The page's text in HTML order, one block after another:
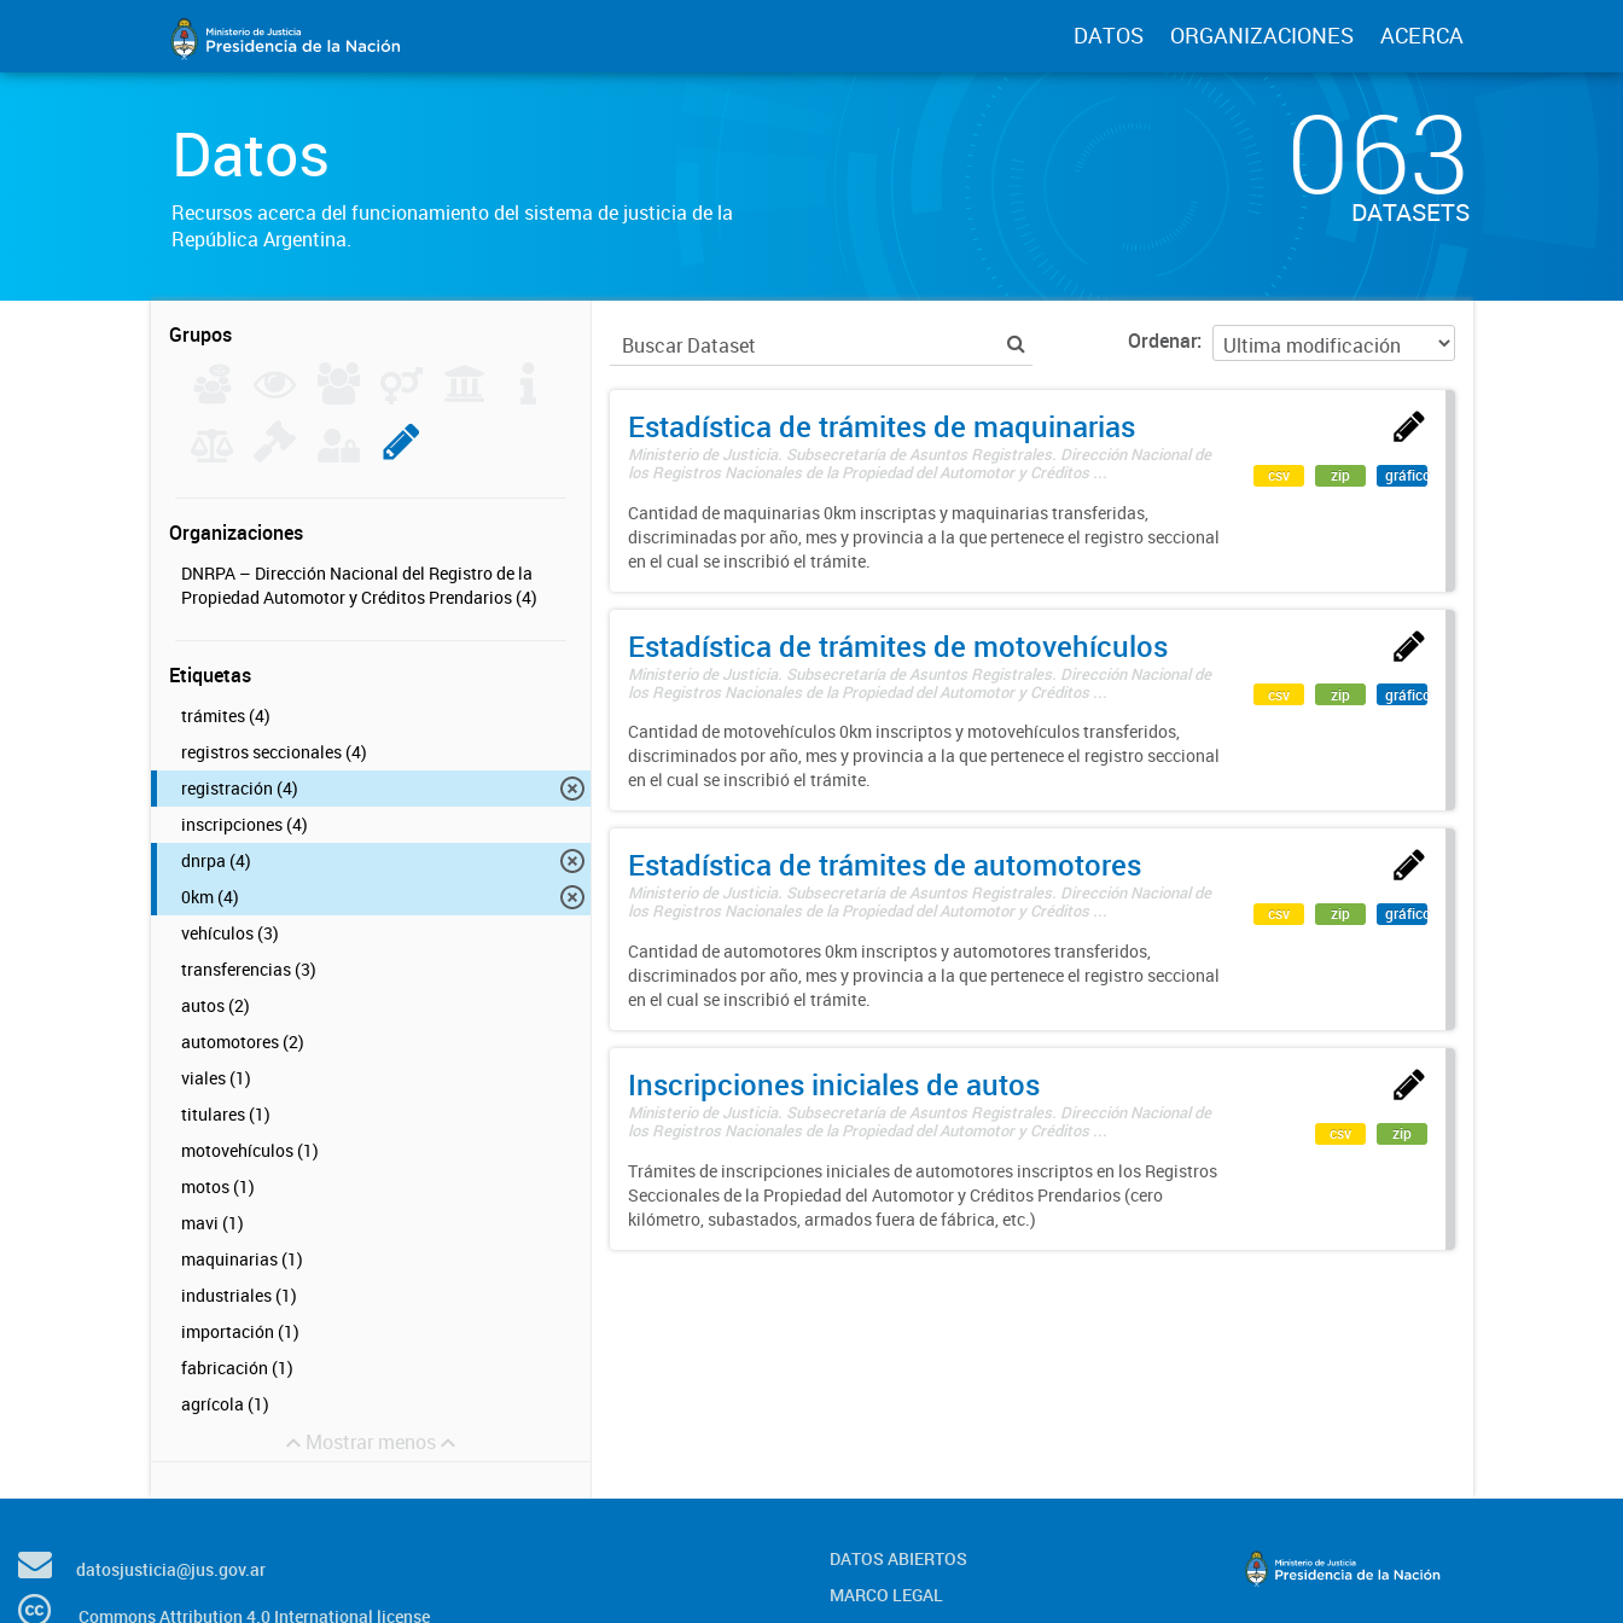
DATOS ORGANIZACIONES ACERCA
Datos
Recursos acerca del funcionamiento del sistema de justicia de la
República Argentina.
063
DATASETS
Grupos
Organizaciones
DNRPA – Dirección Nacional del Registro de la
Propiedad Automotor y Créditos Prendarios (4)
Etiquetas
trámites (4)
registros seccionales (4)
registración (4)
inscripciones (4)
dnrpa (4)
0km (4)
vehículos (3)
transferencias (3)
autos (2)
automotores (2)
viales (1)
titulares (1)
motovehículos (1)
motos (1)
mavi (1)
maquinarias (1)
industriales (1)
importación (1)
fabricación (1)
agrícola (1)
Mostrar menos
Ordenar
Estadística de trámites de maquinarias
Ministerio de Justicia. Subsecretaría de Asuntos Registrales. Dirección Nacional de
los Registros Nacionales de la Propiedad del Automotor y Créditos ...
Cantidad de maquinarias 0km inscriptas y maquinarias transferidas,
discriminadas por año, mes y provincia a la que pertenece el registro seccional
en el cual se inscribió el trámite.
csv zip gráfico
Estadística de trámites de motovehículos
Ministerio de Justicia. Subsecretaría de Asuntos Registrales. Dirección Nacional de
los Registros Nacionales de la Propiedad del Automotor y Créditos ...
Cantidad de motovehículos 0km inscriptos y motovehículos transferidos,
discriminados por año, mes y provincia a la que pertenece el registro seccional
en el cual se inscribió el trámite.
csv zip gráfico
Estadística de trámites de automotores
Ministerio de Justicia. Subsecretaría de Asuntos Registrales. Dirección Nacional de
los Registros Nacionales de la Propiedad del Automotor y Créditos ...
Cantidad de automotores 0km inscriptos y automotores transferidos,
discriminados por año, mes y provincia a la que pertenece el registro seccional
en el cual se inscribió el trámite.
csv zip gráfico
Inscripciones iniciales de autos
Ministerio de Justicia. Subsecretaría de Asuntos Registrales. Dirección Nacional de
los Registros Nacionales de la Propiedad del Automotor y Créditos ...
Trámites de inscripciones iniciales de automotores inscriptos en los Registros
Seccionales de la Propiedad del Automotor y Créditos Prendarios (cero
kilómetro, subastados, armados fuera de fábrica, etc.)
csv zip
datosjusticia@jus.gov.ar
Commons Attribution 4.0 International license
DATOS ABIERTOS
MARCO LEGAL